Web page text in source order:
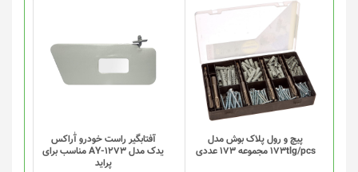
پیچ و رول پلاک بوش مدل
173tlg/pcs مجموعه 173 عددی
محصول
دارای
انواع
مختلفی
می
باشد.
گزینه
ها
آفتابگیر راست خودرو آٰراکس
یدک مدل AY-1273 مناسب برای
پراید
محصول
دارای
انواع
مختلفی
گزینه
ها